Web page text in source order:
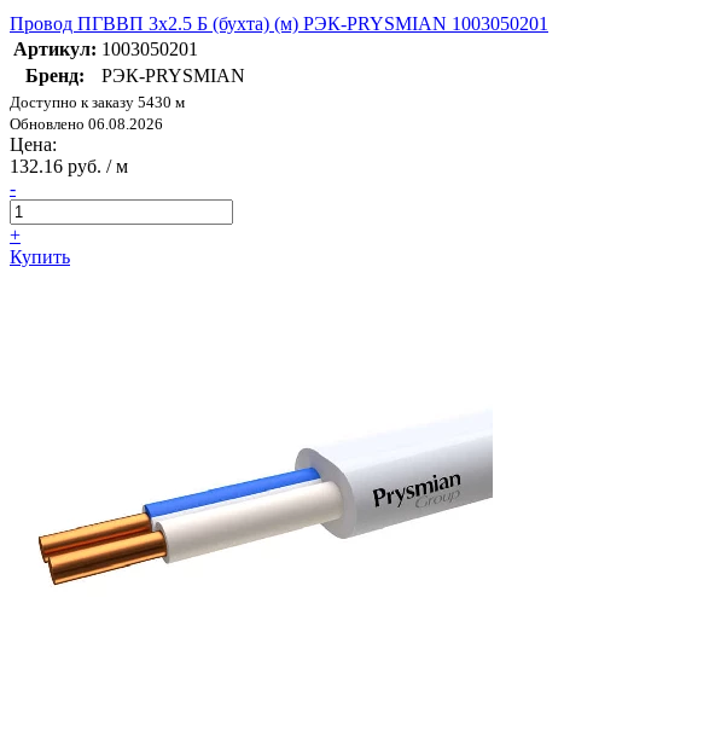
Провод ПГВВП 3х2.5 Б (бухта) (м) РЭК-PRYSMIAN 1003050201
Артикул: 1003050201
Бренд:
РЭК-PRYSMIAN
Доступно к заказу 5430 м
Обновлено 06.08.2026
Цена:
132.16 руб. / м
-
+
Купить